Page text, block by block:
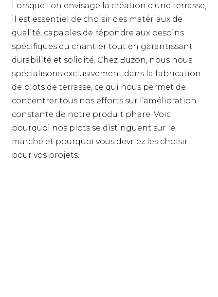
Lorsque l’on envisage la création d’une terrasse,
il est essentiel de choisir des matériaux de
qualité, capables de répondre aux besoins
spécifiques du chantier tout en garantissant
durabilité et solidité. Chez Buzon, nous nous
spécialisons exclusivement dans la fabrication
de plots de terrasse, ce qui nous permet de
concentrer tous nos efforts sur l’amélioration
constante de notre produit phare. Voici
pourquoi nos plots se distinguent sur le
marché et pourquoi vous devriez les choisir
pour vos projets.